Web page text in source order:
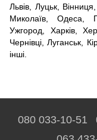
Львів, Луцьк,
Миколаїв, Одеса,
Ужгород, Харків,
Чернівці, Луганськ,
інші.
080 033-10-51